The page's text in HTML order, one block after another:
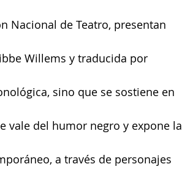
Nacional de Teatro, presentan
Willems y traducida por
sino que se sostiene en
vale del humor negro y expone la
a través de personajes